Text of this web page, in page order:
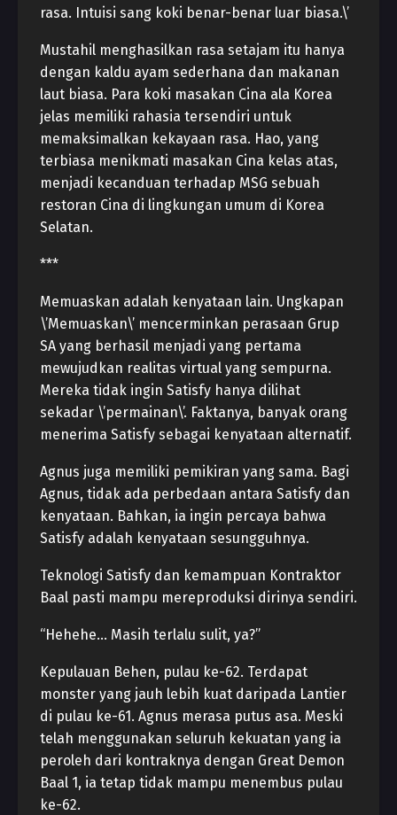
rasa. Intuisi sang koki benar-benar luar biasa.\’
Mustahil menghasilkan rasa setajam itu hanya
dengan kaldu ayam sederhana dan makanan
laut biasa. Para koki masakan Cina ala Korea
jelas memiliki rahasia tersendiri untuk
memaksimalkan kekayaan rasa. Hao, yang
terbiasa menikmati masakan Cina kelas atas,
menjadi kecanduan terhadap MSG sebuah
restoran Cina di lingkungan umum di Korea
Selatan.
***
Memuaskan adalah kenyataan lain. Ungkapan
\’Memuaskan\’ mencerminkan perasaan Grup
SA yang berhasil menjadi yang pertama
mewujudkan realitas virtual yang sempurna.
Mereka tidak ingin Satisfy hanya dilihat
sekadar \’permainan\’. Faktanya, banyak orang
menerima Satisfy sebagai kenyataan alternatif.
Agnus juga memiliki pemikiran yang sama. Bagi
Agnus, tidak ada perbedaan antara Satisfy dan
kenyataan. Bahkan, ia ingin percaya bahwa
Satisfy adalah kenyataan sesungguhnya.
Teknologi Satisfy dan kemampuan Kontraktor
Baal pasti mampu mereproduksi dirinya sendiri.
“Hehehe… Masih terlalu sulit, ya?”
Kepulauan Behen, pulau ke-62. Terdapat
monster yang jauh lebih kuat daripada Lantier
di pulau ke-61. Agnus merasa putus asa. Meski
telah menggunakan seluruh kekuatan yang ia
peroleh dari kontraknya dengan Great Demon
Baal 1, ia tetap tidak mampu menembus pulau
ke-62.